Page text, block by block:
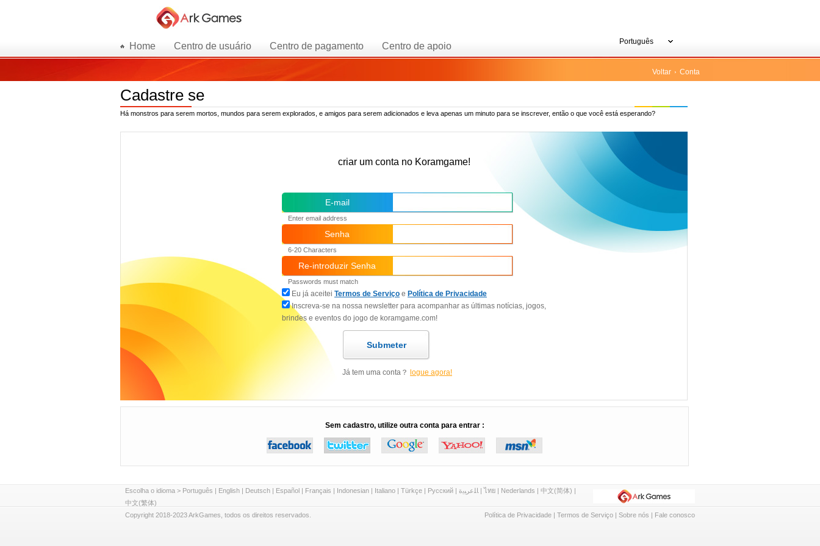
Home Centro de usuário Centro de pagamento Centro de apoio Português
Voltar Conta
Cadastre se
Há monstros para serem mortos, mundos para serem explorados, e amigos para serem adicionados e leva apenas um minuto para se inscrever, então o que você está esperando?
criar um conta no Koramgame!
E-mail
Enter email address
Senha
6-20 Characters
Re-introduzir Senha
Passwords must match
Eu já aceitei Termos de Serviço e Política de Privacidade
Inscreva-se na nossa newsletter para acompanhar as últimas notícias, jogos,
brindes e eventos do jogo de koramgame.com!
Submeter
Já tem uma conta？ logue agora!
Sem cadastro, utilize outra conta para entrar :
Escolha o idioma > Português | English | Deutsch | Español | Français | Indonesian | Italiano | Türkçe | Русский | ﺎﻠﻋﺮﺒﻳﺓ |ไทย | Nederlands | 中文(简体) |
中文(繁体)
Copyright 2018-2023 ArkGames, todos os direitos reservados.
Política de Privacidade | Termos de Serviço | Sobre nós | Fale conosco